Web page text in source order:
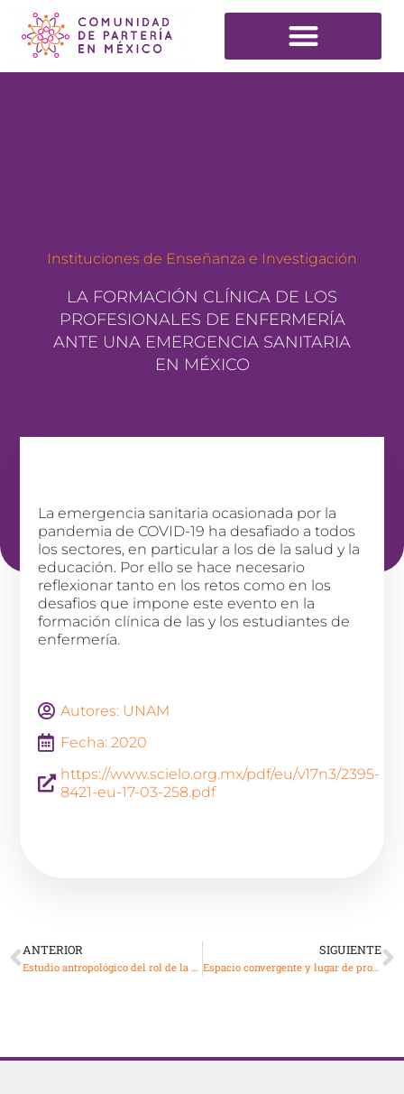
Instituciones de Enseñanza e Investigación
LA FORMACIÓN CLÍNICA DE LOS
PROFESIONALES DE ENFERMERÍA
ANTE UNA EMERGENCIA SANITARIA
EN MÉXICO
La emergencia sanitaria ocasionada por la
pandemia de COVID-19 ha desafiado a todos
los sectores, en particular a los de la salud y la
educación. Por ello se hace necesario
reflexionar tanto en los retos como en los
desafios que impone este evento en la
formación clínica de las y los estudiantes de
enfermería.
Autores: UNAM
Fecha: 2020
https://www.scielo.org.mx/pdf/eu/v17n3/2395-
8421-eu-17-03-258.pdf
ANTERIOR
Estudio antropológico del rol de la Obtétrica en el Sistema de Salud: el caso de la región sanitaria XI de la Provincia de Buenos Aires
SIGUIENTE
Espacio convergente y lugar de producción: desigualdades sociales y nacimiento en México